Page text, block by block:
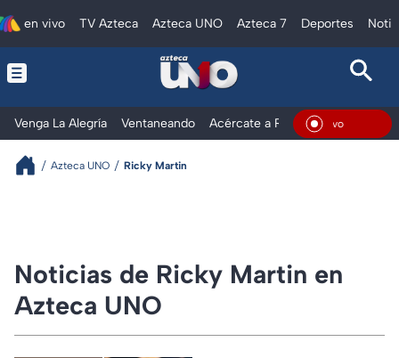
en vivo TV Azteca Azteca UNO Azteca 7 Deportes
Venga La Alegría Ventaneando Acércate a Rocío Al ExtremoEn
Azteca UNO Ricky Martin
Noticias de Ricky Martin en
Azteca UNO